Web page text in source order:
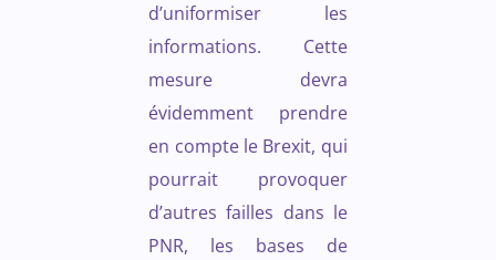
d’uniformiser les
informations. Cette
mesure devra
évidemment prendre
en compte le Brexit, qui
pourrait provoquer
d’autres failles dans le
PNR, les bases de